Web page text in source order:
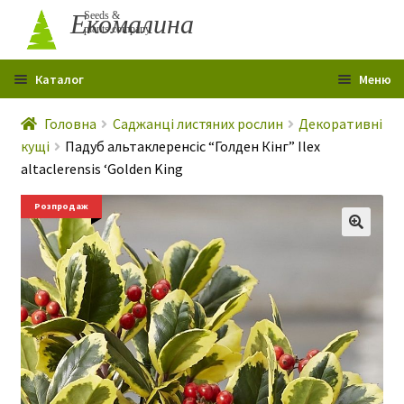
Перейти
до
навігації
Перейти
до
вмісту
Екомалина
Seeds &
plants company
Меню
Каталог
Головна
Профіль
Контакти
Про мене
Гарантія
Розпродаж
Статті
з
Сертифікати
Головна Саджанці листяних рослин
Декоративні
кущі
Падуб альтаклеренсіс “Голден Кінг” Ilex
altaclerensis ‘Golden King
Розпродаж